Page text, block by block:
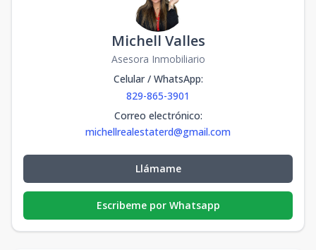
Michell Valles
Asesora Inmobiliario
Celular / WhatsApp:
829-865-3901
Correo electrónico:
michellrealestaterd@gmail.com
Llámame
Escribeme por Whatsapp